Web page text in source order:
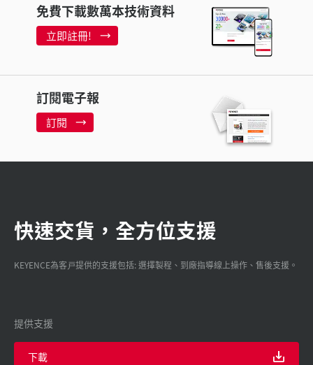
免費下載數萬本技術資料
立即註冊!
訂閱電子報
訂閱
快速交貨，全方位支援
KEYENCE為客戸提供的支援包括: 選擇製程、到廠指導線上操作、售後支援。
提供支援
下載